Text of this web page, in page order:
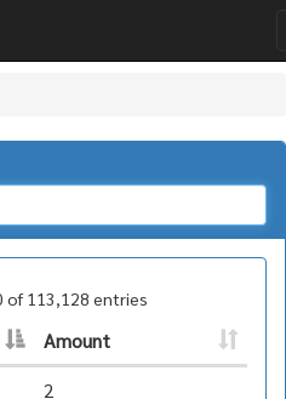
of 113,128 entries
Amount
2